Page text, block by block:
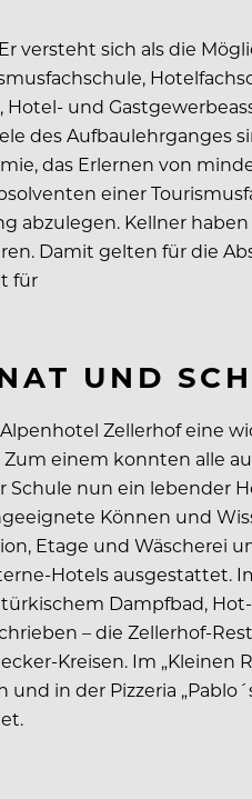
versteht sich als die
und
des
das Erlernen von
einer
abzulegen. Kellner
Damit gelten für die
für
UND
Zellerhof eine
einem konnten alle
nun ein lebender
Können und
Etage und Wäscherei
Hotels ausgestattet.
Dampfbad,
– die Zellerhof-
Kreisen. Im „Kleinen
in der Pizzeria